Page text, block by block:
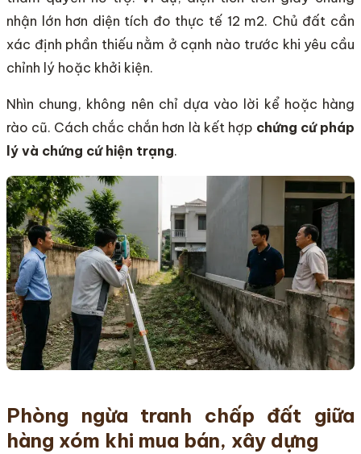
nhận lớn hơn diện tích đo thực tế 12 m2. Chủ đất cần
xác định phần thiếu nằm ở cạnh nào trước khi yêu cầu
chỉnh lý hoặc khởi kiện.
Nhìn chung, không nên chỉ dựa vào lời kể hoặc hàng
rào cũ. Cách chắc chắn hơn là kết hợp chứng cứ pháp
lý và chứng cứ hiện trạng.
Phòng ngừa tranh chấp đất giữa
hàng xóm khi mua bán, xây dựng